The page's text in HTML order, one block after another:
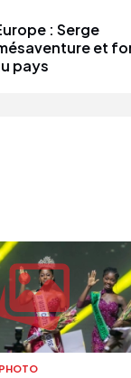
: Serge
et
pays